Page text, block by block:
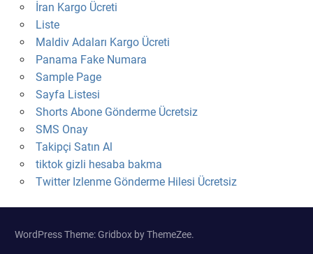
İran Kargo Ücreti
Liste
Maldiv Adaları Kargo Ücreti
Panama Fake Numara
Sample Page
Sayfa Listesi
Shorts Abone Gönderme Ücretsiz
SMS Onay
Takipçi Satın Al
tiktok gizli hesaba bakma
Twitter Izlenme Gönderme Hilesi Ücretsiz
WordPress Theme: Gridbox by ThemeZee.